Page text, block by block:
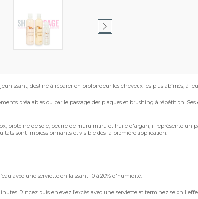
destiné à réparer en profondeur les cheveux les plus abîmés, à
préalables ou par le passage des plaques et brushing à répétition.
protéine de soie, beurre de muru muru et huile d'argan, il représente
sont impressionnants et visible dès la première application.
avec une serviette en laissant 10 à 20% d'humidité.
Rincez puis enlevez l’excès avec une serviette et terminez selon